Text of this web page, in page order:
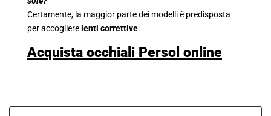
Certamente, la maggior parte dei modelli è predisposta
per accogliere lenti correttive.
Acquista occhiali Persol online